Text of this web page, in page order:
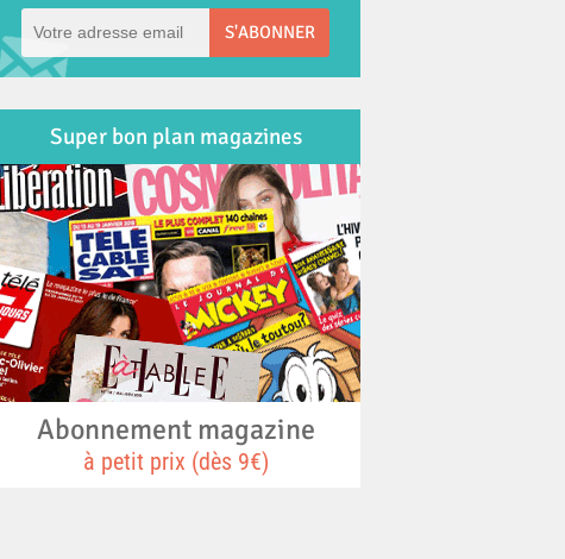
S'ABONNER
Super bon plan magazines
Abonnement magazine
à petit prix (dès 9€)